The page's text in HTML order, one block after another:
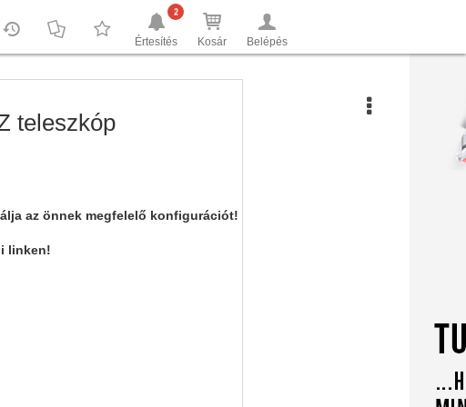
Értesítés
2
Kosár Belépés
teleszkóp
az önnek megfelelő konfigurációt!
linken!